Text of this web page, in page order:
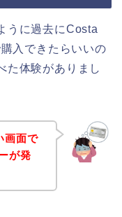
うに過去にCosta
入できたらいいの
た体験がありまし
画面で
が発